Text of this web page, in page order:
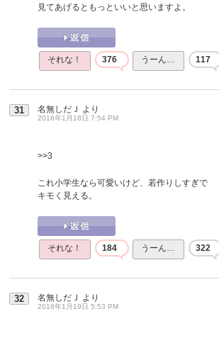
見てあげるともっといいと思いますよ。
それな！ 376 うーん… 117
31 名無しだＪ より
2016年1月18日 7:54 PM
>>3
これ小学生なら可愛いけど、若作りしすぎで
キモく見える。
それな！ 184 うーん… 322
32 名無しだＪ より
2016年1月19日 5:53 PM